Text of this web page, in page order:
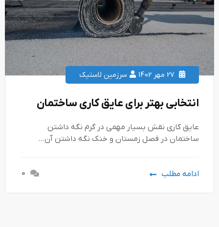
سرزمین لاستیک
انتخابی بهتر برای عایق کاری ساختمان
عایق کاری نقش بسیار مهمی در گرم نگه داشتن
ساختمان در فصل زمستان و خنک نگه داشتن آن…
ادامه مطلب 0